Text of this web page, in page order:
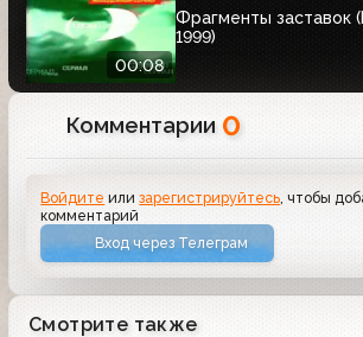
00:08
Фрагменты заставок
1999)
Комментарии 0
Войдите илизарегистрируйтесь, чтобы
комментарий
Вход через Телеграм
Смотрите также